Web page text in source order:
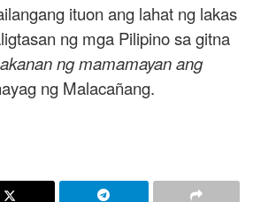
ituon ang lahat ng lakas
ng mga Pilipino sa gitna
ng mamamayan ang
ng Malacañang.